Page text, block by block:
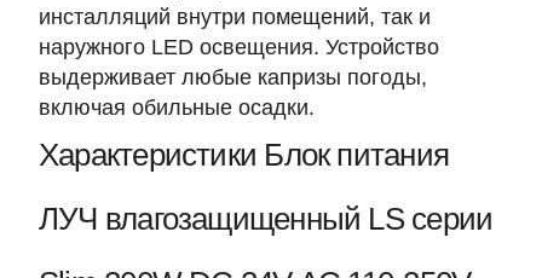
инсталляций внутри помещений, так и
наружного LED освещения. Устройство
выдерживает любые капризы погоды,
включая обильные осадки.
Характеристики Блок питания
ЛУЧ влагозащищенный LS серии